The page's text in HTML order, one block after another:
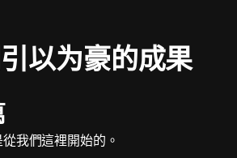
以为豪的成果
我們這裡開始的。